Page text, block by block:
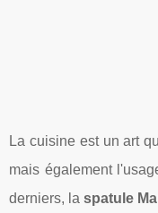
La cuisine est un art
mais également
derniers, laspatule